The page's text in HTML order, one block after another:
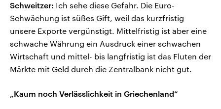
Schweitzer: Ich sehe diese Gefahr. Die Euro-
Schwächung ist süßes Gift, weil das kurzfristig
unsere Exporte vergünstigt. Mittelfristig ist aber eine
schwache Währung ein Ausdruck einer schwachen
Wirtschaft und mittel- bis langfristig ist das Fluten der
Märkte mit Geld durch die Zentralbank nicht gut.
„Kaum noch Verlässlichkeit in Griechenland“